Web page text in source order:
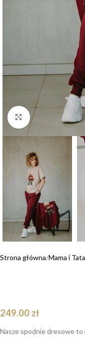
Click to enlarge
Strona główna Mama i Tata
249.00 zł
Nasze spodnie dresowe to